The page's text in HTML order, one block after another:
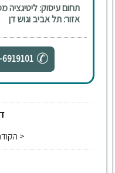
תחום עיסוק: ליטיגציה
אזור: תל אביב וגוש דן
6919101
דף
<